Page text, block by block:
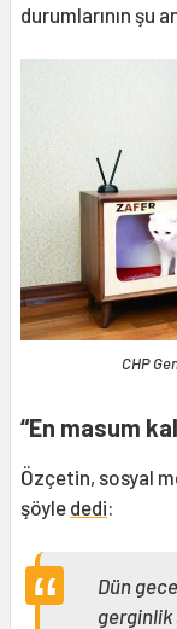
durumlarının şu
CHP
“En masum
Özçetin, sosyal
şöyle dedi:
Dün
gerginlik